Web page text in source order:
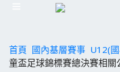
首頁 國內基層賽事 U12(
童盃足球錦標賽總決賽相